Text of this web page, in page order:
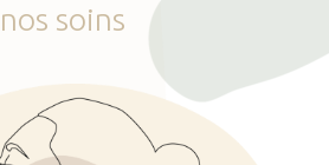
nos soins